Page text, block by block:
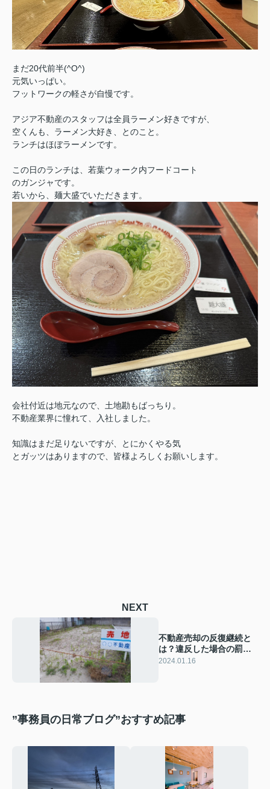
まだ20代前半(^O^)
元気いっぱい。
フットワークの軽さが自慢です。
アジア不動産のスタッフは全員ラーメン好きですが、
空くんも、ラーメン大好き、とのこと。
ランチはほぼラーメンです。
この日のランチは、若葉ウォーク内フードコート
のガンジャです。
若いから、麺大盛でいただきます。
会社付近は地元なので、土地勘もばっちり。
不動産業界に憧れて、入社しました。
知識はまだ足りないですが、とにかくやる気
とガッツはありますので、皆様よろしくお願いします。
NEXT
不動産売却の反復継続と
は？違反した場合の罰則
や違反対策を解説！
2024.01.16
”事務員の日常ブログ”おすすめ記事